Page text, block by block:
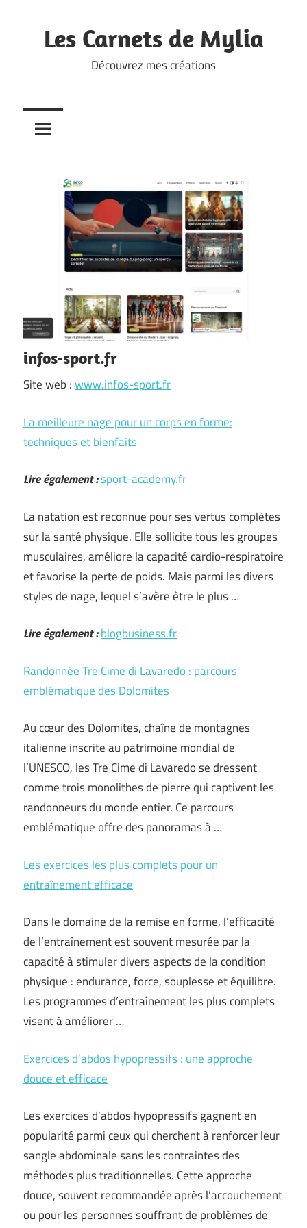
contentLes Carnets de Mylia
Découvrez mes créations
infos-sport.fr
Site web :www.infos-sport.fr
La meilleure nage pour un corps en forme:
techniques et bienfaits
Lire également :sport-academy.fr
La natation est reconnue pour ses vertus complètes
sur la santé physique. Elle sollicite tous les groupes
musculaires, améliore la capacité cardio-respiratoire
et favorise la perte de poids. Mais parmi les divers
styles de nage, lequel s’avère être le plus …
Lire également :blogbusiness.fr
Randonnée Tre Cime di Lavaredo : parcours
emblématique des Dolomites
Au cœur des Dolomites, chaîne de montagnes
italienne inscrite au patrimoine mondial de
l’UNESCO, les Tre Cime di Lavaredo se dressent
comme trois monolithes de pierre qui captivent les
randonneurs du monde entier. Ce parcours
emblématique offre des panoramas à …
Les exercices les plus complets pour un
entraînement efficace
Dans le domaine de la remise en forme, l’efficacité
de l’entraînement est souvent mesurée par la
capacité à stimuler divers aspects de la condition
physique : endurance, force, souplesse et équilibre.
Les programmes d’entraînement les plus complets
visent à améliorer …
Exercices d’abdos hypopressifs : une approche
douce et efficace
Les exercices d’abdos hypopressifs gagnent en
popularité parmi ceux qui cherchent à renforcer leur
sangle abdominale sans les contraintes des
méthodes plus traditionnelles. Cette approche
douce, souvent recommandée après l’accouchement
ou pour les personnes souffrant de problèmes de